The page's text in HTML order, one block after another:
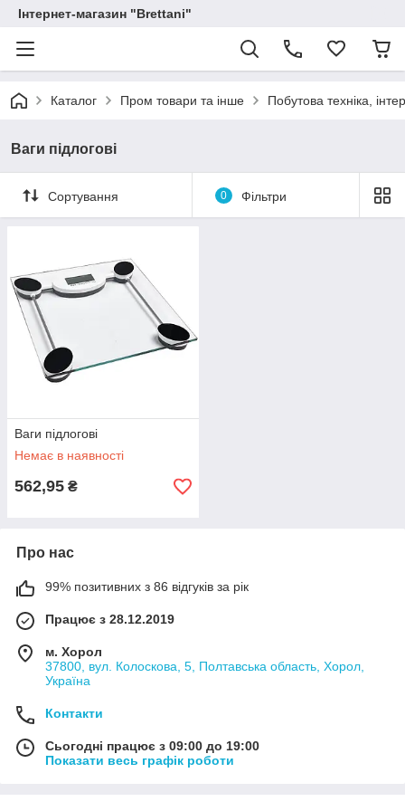
Інтернет-магазин "Brettani"
Каталог Пром товари та інше Побутова техніка,
Ваги підлогові
Сортування 0 Фільтри
Ваги підлогові
Немає в наявності
562,95 ₴
Про нас
99% позитивних з 86 відгуків за рік
Працює з 28.12.2019
м. Хорол
37800, вул. Колоскова, 5, Полтавська область, Хорол,
Україна
Контакти
Сьогодні працює з 09:00 до 19:00
Показати весь графік роботи